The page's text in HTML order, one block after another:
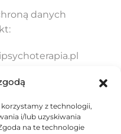
z technologii,
i/lub uzyskiwania
na te technologie
danych